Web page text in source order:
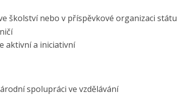
školství nebo v příspěvkové organizaci státu
aktivní a iniciativní
spolupráci ve vzdělávání